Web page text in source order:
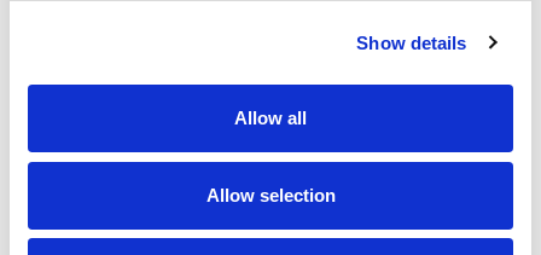
Show details
Allow all
Allow selection
N1 - BRUSHED NICKEL
personalizzabile nel colore e finitura che preferisci
Esplora color chart